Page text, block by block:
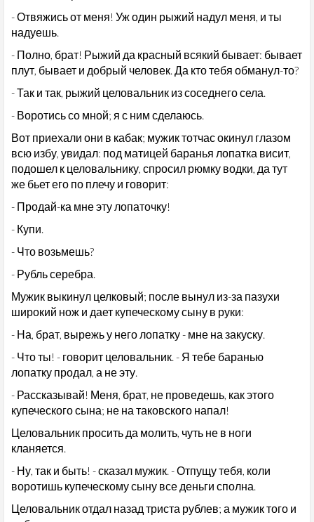
- Отвяжись от меня! Уж один рыжий надул меня, и ты
надуешь.
- Полно, брат! Рыжий да красный всякий бывает: бывает
плут, бывает и добрый человек. Да кто тебя обманул-то?
- Так и так, рыжий целовальник из соседнего села.
- Воротись со мной; я с ним сделаюсь.
Вот приехали они в кабак; мужик тотчас окинул глазом
всю избу, увидал: под матицей баранья лопатка висит,
подошел к целовальнику, спросил рюмку водки, да тут
же бьет его по плечу и говорит:
- Продай-ка мне эту лопаточку!
- Купи.
- Что возьмешь?
- Рубль серебра.
Мужик выкинул целковый; после вынул из-за пазухи
широкий нож и дает купеческому сыну в руки:
- На, брат, вырежь у него лопатку - мне на закуску.
- Что ты! - говорит целовальник. - Я тебе баранью
лопатку продал, а не эту.
- Рассказывай! Меня, брат, не проведешь, как этого
купеческого сына; не на таковского напал!
Целовальник просить да молить, чуть не в ноги
кланяется.
- Ну, так и быть! - сказал мужик. - Отпущу тебя, коли
воротишь купеческому сыну все деньги сполна.
Целовальник отдал назад триста рублев; а мужик того и